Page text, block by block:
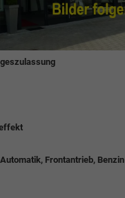
Frontantrieb, Benzin